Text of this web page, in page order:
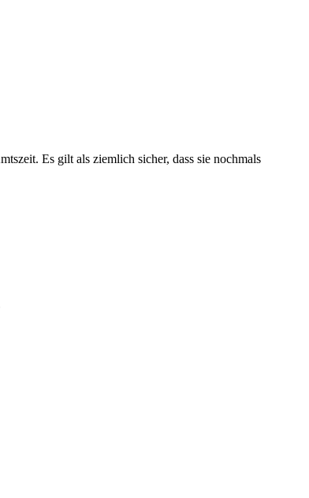
Es gilt als ziemlich sicher, dass sie nochmals